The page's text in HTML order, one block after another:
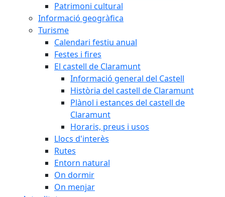
Patrimoni cultural
Informació geogràfica
Turisme
Calendari festiu anual
Festes i fires
El castell de Claramunt
Informació general del Castell
Història del castell de Claramunt
Plànol i estances del castell de
Claramunt
Horaris, preus i usos
Llocs d'interès
Rutes
Entorn natural
On dormir
On menjar